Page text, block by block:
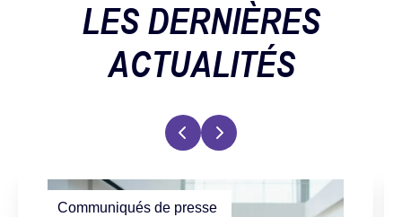
LES DERNIÈRES
ACTUALITÉS
Communiqués de presse